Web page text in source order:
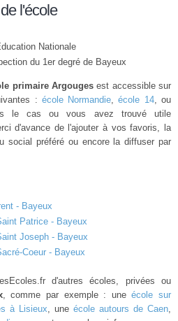
l'école
Nationale
du 1er degré de Bayeux
primaire Argouges est accessible sur
: école Normandie,école 14, ou
le cas ou vous avez trouvé utile
d'avance de l'ajouter à vos favoris, la
social préféré ou encore la diffuser par
- Bayeux
Patrice - Bayeux
Joseph - Bayeux
Coeur - Bayeux
d'autres écoles, privées ou
, comme par exemple : uneécole sur
à Lisieux, une école autours de Caen,